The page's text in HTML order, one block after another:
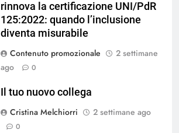
rinnova la certificazione UNI/PdR
125:2022: quando l’inclusione
diventa misurabile
Contenuto promozionale
2 settimane
ago
0
Il tuo nuovo collega
Cristina Melchiorri
2 settimane ago
0